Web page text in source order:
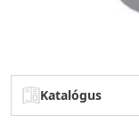
Katalógus